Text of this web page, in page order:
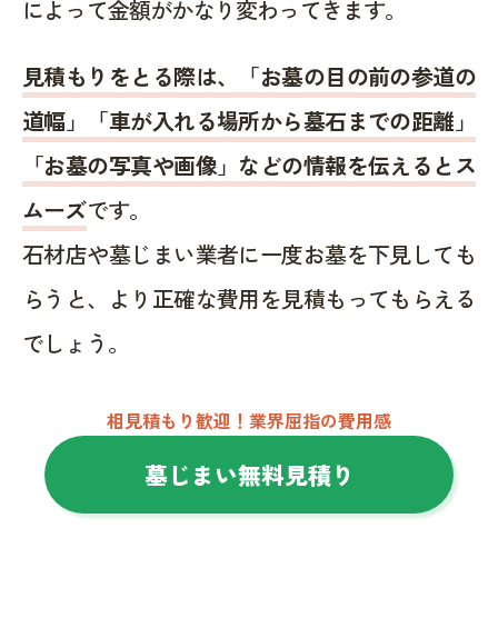
によって金額がかなり変わってきます。
見積もりをとる際は、「お墓の目の前の参道の
道幅」「車が入れる場所から墓石までの距離」
「お墓の写真や画像」などの情報を伝えるとス
ムーズです。
石材店や墓じまい業者に一度お墓を下見しても
らうと、より正確な費用を見積もってもらえる
でしょう。
相見積もり歓迎！業界屈指の費用感
墓じまい無料見積り